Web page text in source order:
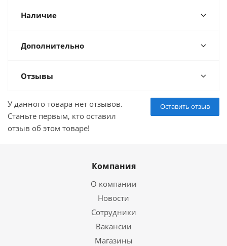
Наличие
Дополнительно
Отзывы
Оставить отзыв
У данного товара нет отзывов.
Станьте первым, кто оставил
отзыв об этом товаре!
Компания
О компании
Новости
Сотрудники
Вакансии
Магазины